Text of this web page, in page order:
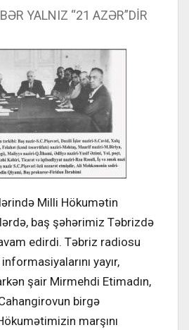
YALNIZ “21 AZƏR”DİR
Milli Hökumətin
baş şəhərimiz Təbrizdə
edirdi. Təbriz radiosu
yayır,
şair Mirmehdi Etimadın,
birgə
marşını